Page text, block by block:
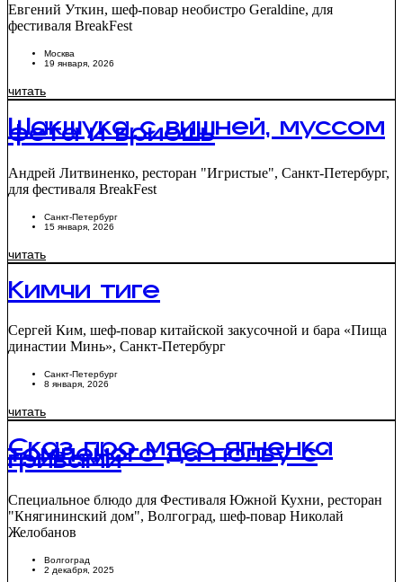
Евгений Уткин, шеф-повар необистро Geraldine, для
фестиваля BreakFest
Москва
19 января, 2026
читать
Шакшука с вишней, муссом
фета и бриошь
Андрей Литвиненко, ресторан "Игристые", Санкт-Петербург,
для фестиваля BreakFest
Санкт-Петербург
15 января, 2026
читать
Кимчи тиге
Сергей Ким, шеф-повар китайской закусочной и бара «Пища
династии Минь», Санкт-Петербург
Санкт-Петербург
8 января, 2026
читать
Сказ про мясо ягненка
томленого да полбу с
грибами
Специальное блюдо для Фестиваля Южной Кухни, ресторан
"Княгининский дом", Волгоград, шеф-повар Николай
Желобанов
Волгоград
2 декабря, 2025